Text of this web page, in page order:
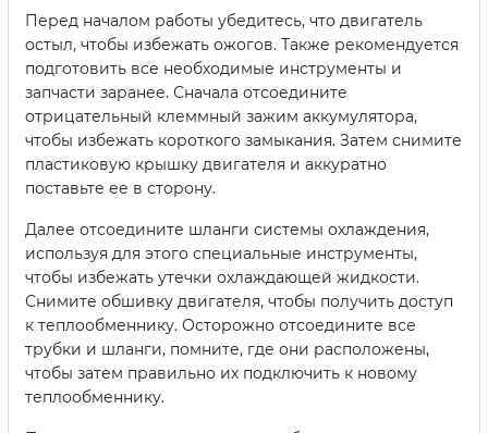
Перед началом работы убедитесь, что двигатель
остыл, чтобы избежать ожогов. Также рекомендуется
подготовить все необходимые инструменты и
запчасти заранее. Сначала отсоедините
отрицательный клеммный зажим аккумулятора,
чтобы избежать короткого замыкания. Затем снимите
пластиковую крышку двигателя и аккуратно
поставьте ее в сторону.
Далее отсоедините шланги системы охлаждения,
используя для этого специальные инструменты,
чтобы избежать утечки охлаждающей жидкости.
Снимите обшивку двигателя, чтобы получить доступ
к теплообменнику. Осторожно отсоедините все
трубки и шланги, помните, где они расположены,
чтобы затем правильно их подключить к новому
теплообменнику.